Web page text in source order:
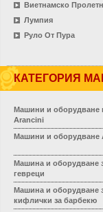
Виетнамско
Лумпия
Руло От Пура
КАТЕГОРИЯ
Машини и оборудване
Arancini
Машини и оборудване
Машина и оборудване
гевреци
Машина и оборудване
кифлички за барбекю